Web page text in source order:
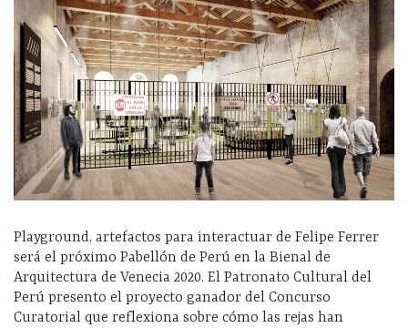
Playground, artefactos para interactuar de Felipe Ferrer
será el próximo Pabellón de Perú en la Bienal de
Arquitectura de Venecia 2020. El Patronato Cultural del
Perú presento el proyecto ganador del Concurso
Curatorial que reflexiona sobre cómo las rejas han